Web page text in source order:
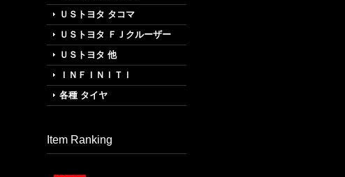
ＵＳトヨタ タコマ
ＵＳトヨタ ＦＪクルーザー
ＵＳトヨタ 他
ＩＮＦＩＮＩＴＩ
各種 タイヤ
Item Ranking